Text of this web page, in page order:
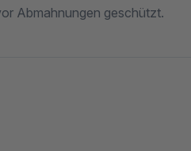
Abmahnungen geschützt.